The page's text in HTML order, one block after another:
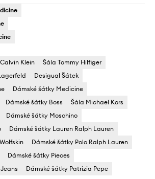
Klein
Šála Tommy Hilfiger
Desigual Šátek
Dámské šátky Medicine
Dámské šátky Boss
Šála Michael Kors
Dámské šátky Moschino
Dámské šátky Lauren Ralph Lauren
Dámské šátky Polo Ralph Lauren
Dámské šátky Pieces
Dámské šátky Patrizia Pepe